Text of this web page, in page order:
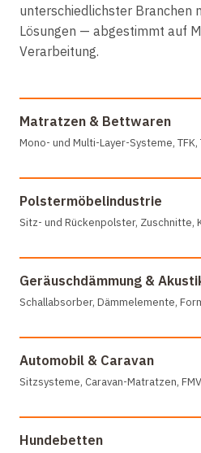
unterschiedlichster Branchen
Lösungen — abgestimmt auf
Verarbeitung.
Matratzen & Bettwaren
Mono- und Multi-Layer-Systeme,
Polstermöbelindustrie
Sitz- und Rückenpolster, Zuschnitte,
Geräuschdämmung &
Schallabsorber, Dämmelemente,
Automobil & Caravan
Sitzsysteme, Caravan-Matratzen,
Hundebetten